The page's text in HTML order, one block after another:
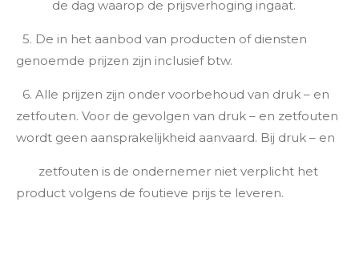
de dag waarop de prijsverhoging ingaat.
5. De in het aanbod van producten of diensten
genoemde prijzen zijn inclusief btw.
6. Alle prijzen zijn onder voorbehoud van druk – en
zetfouten. Voor de gevolgen van druk – en zetfouten
wordt geen aansprakelijkheid aanvaard. Bij druk – en
zetfouten is de ondernemer niet verplicht het
product volgens de foutieve prijs te leveren.